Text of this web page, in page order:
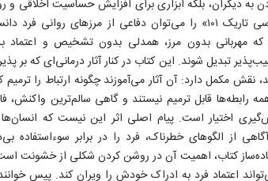
به دیگران، بلکه ابزاری برای افزایش حساسیت اخلاقی و
بدانیم. از نظر تفسیری، «روان‌شناسی تاریک ۱۰۱» را می‌توان دفاعی از مرزهای روانی
که مهربانی بدون مرز، همدلی بدون تشخیص و اعتماد
تبدیل شوند. این کتاب در کنار آثار درمانی‌ای که بر
نقش مکمل دارد: آن آثار می‌آموزند چگونه ارتباط را ترمیم
رابطه‌ها قابل ترمیم نیستند و گاهی سالم‌ترین واکنش،
اختیار است. پیام اصلی اثر این نیست که انسان‌ها
از الگوهای خطرناک، فرد را در برابر سوءاستفاده
کتاب، اهمیت آن در روشن کردن شکلی از خشونت
اعتماد فرد به ادراک خودش را ویران کند. پیس